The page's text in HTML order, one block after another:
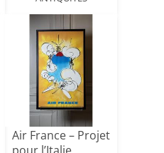
Air France – Projet